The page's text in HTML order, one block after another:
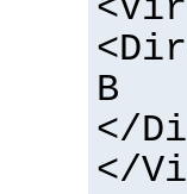
B
</
</